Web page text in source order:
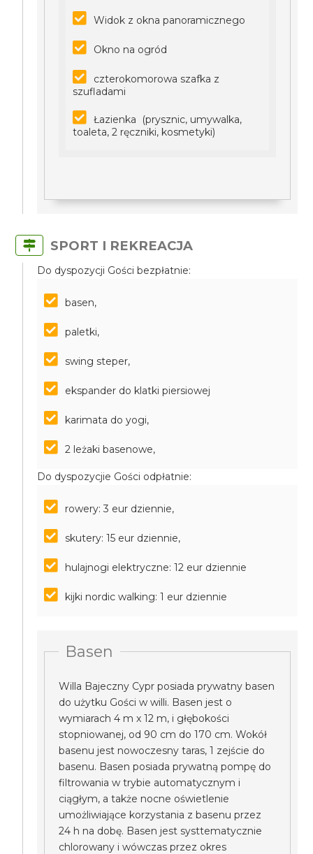
Widok z okna panoramicznego
Okno na ogród
czterokomorowa szafka z
szufladami
Łazienka (prysznic, umywalka,
toaleta, 2 ręczniki, kosmetyki)
SPORT I REKREACJA
Do dyspozycji Gości bezpłatnie:
basen,
paletki,
swing steper,
ekspander do klatki piersiowej
karimata do yogi,
2 leżaki basenowe,
Do dyspozycjie Gości odpłatnie:
rowery: 3 eur dziennie,
skutery: 15 eur dziennie,
hulajnogi elektryczne: 12 eur dziennie
kijki nordic walking: 1 eur dziennie
Basen
Willa Bajeczny Cypr posiada prywatny basen
do użytku Gości w willi. Basen jest o
wymiarach 4 m x 12 m, i głębokości
stopniowanej, od 90 cm do 170 cm. Wokół
basenu jest nowoczesny taras, 1 zejście do
basenu. Basen posiada prywatną pompę do
filtrowania w trybie automatycznym i
ciągłym, a także nocne oświetlenie
umożliwiające korzystania z basenu przez
24 h na dobę. Basen jest systtematycznie
chlorowany i wówczas przez okres